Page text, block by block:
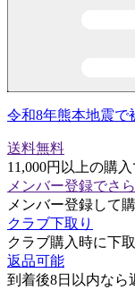
令和8年熊本地震で
送料無料
11,000円以上の購
メンバー登録でさ
メンバー登録して
クラブ下取り
クラブ購入時に下
返品可能
到着後8日以内なら